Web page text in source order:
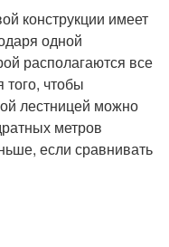
конструкции имеет
одной
располагаются все
чтобы
лестницей можно
метров
если сравнивать